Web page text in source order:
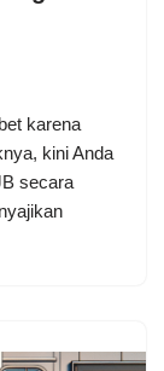
karena
kini Anda
secara